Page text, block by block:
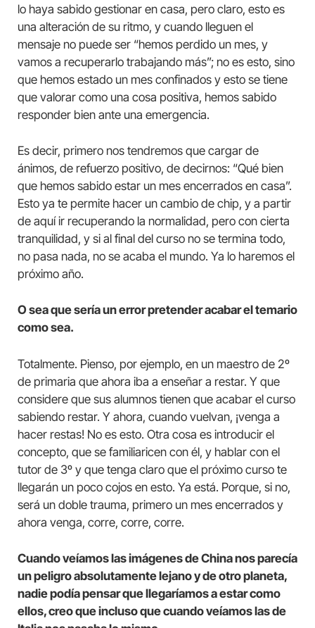
lo haya sabido gestionar en casa, pero claro, esto es
una alteración de su ritmo, y cuando lleguen el
mensaje no puede ser “hemos perdido un mes, y
vamos a recuperarlo trabajando más”; no es esto, sino
que hemos estado un mes confinados y esto se tiene
que valorar como una cosa positiva, hemos sabido
responder bien ante una emergencia.
Es decir, primero nos tendremos que cargar de
ánimos, de refuerzo positivo, de decirnos: “Qué bien
que hemos sabido estar un mes encerrados en casa”.
Esto ya te permite hacer un cambio de chip, y a partir
de aquí ir recuperando la normalidad, pero con cierta
tranquilidad, y si al final del curso no se termina todo,
no pasa nada, no se acaba el mundo. Ya lo haremos el
próximo año.
O sea que sería un error pretender acabar el temario
como sea.
Totalmente. Pienso, por ejemplo, en un maestro de 2º
de primaria que ahora iba a enseñar a restar. Y que
considere que sus alumnos tienen que acabar el curso
sabiendo restar. Y ahora, cuando vuelvan, ¡venga a
hacer restas! No es esto. Otra cosa es introducir el
concepto, que se familiaricen con él, y hablar con el
tutor de 3º y que tenga claro que el próximo curso te
llegarán un poco cojos en esto. Ya está. Porque, si no,
será un doble trauma, primero un mes encerrados y
ahora venga, corre, corre, corre.
Cuando veíamos las imágenes de China nos parecía
un peligro absolutamente lejano y de otro planeta,
nadie podía pensar que llegaríamos a estar como
ellos, creo que incluso que cuando veíamos las de